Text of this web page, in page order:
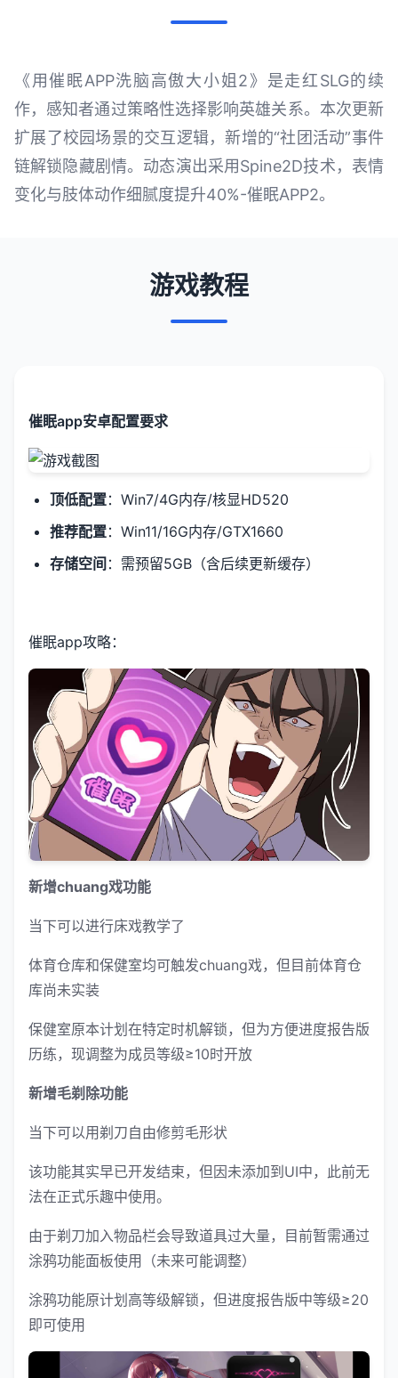
《用催眠APP洗脑高傲大小姐2》是走红SLG的续
作，感知者通过策略性选择影响英雄关系。本次更新
扩展了校园场景的交互逻辑，新增的“社团活动”事件
链解锁隐藏剧情。动态演出采用Spine2D技术，表情
变化与肢体动作细腻度提升40%-催眠APP2。
游戏教程
催眠app安卓配置要求
​顶低配置​​：Win7/4G内存/核显HD520
​推荐配置​​：Win11/16G内存/GTX1660
​存储空间​ ​：需预留5GB（含后续更新缓存）
催眠app攻略：
新增chuang戏功能
当下可以进行床戏教学了
体育仓库和保健室均可触发chuang戏，但目前体育仓
库尚未实装
保健室原本计划在特定时机解锁，但为方便进度报告版
历练，现调整为成员等级≥10时开放
新增毛剃除功能
当下可以用剃刀自由修剪毛形状
该功能其实早已开发结束，但因未添加到UI中，此前无
法在正式乐趣中使用。
由于剃刀加入物品栏会导致道具过大量，目前暂需通过
涂鸦功能面板使用（未来可能调整）
涂鸦功能原计划高等级解锁，但进度报告版中等级≥20
即可使用